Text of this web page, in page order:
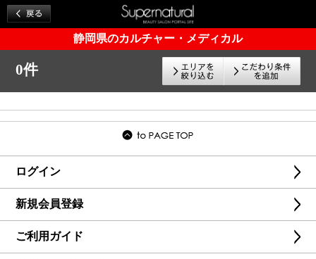
静岡県のカルチャー・メディカル
0件
ログイン
新規会員登録
ご利用ガイド